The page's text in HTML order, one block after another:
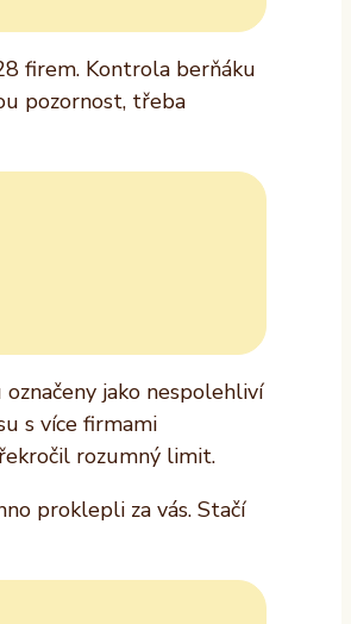
firem. Kontrola berňáku
pozornost, třeba
jako nespolehliví
s více firmami
rozumný limit.
proklepli za vás. Stačí